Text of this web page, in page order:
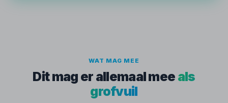
WAT MAG MEE
Dit mag er allemaal mee als
grofvuil